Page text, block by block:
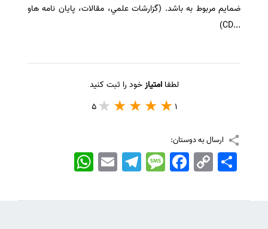
ضمايم مربوط به باشد. (گزارشات علمي، مقالات، پايان نامه هاو
...CD)
لطفاامتیازخود را ثبت کنید
1
5
ارسال به دوستان:
WhatsApp EmailTelegramMessageFacebook Copy
Link
اشتراک